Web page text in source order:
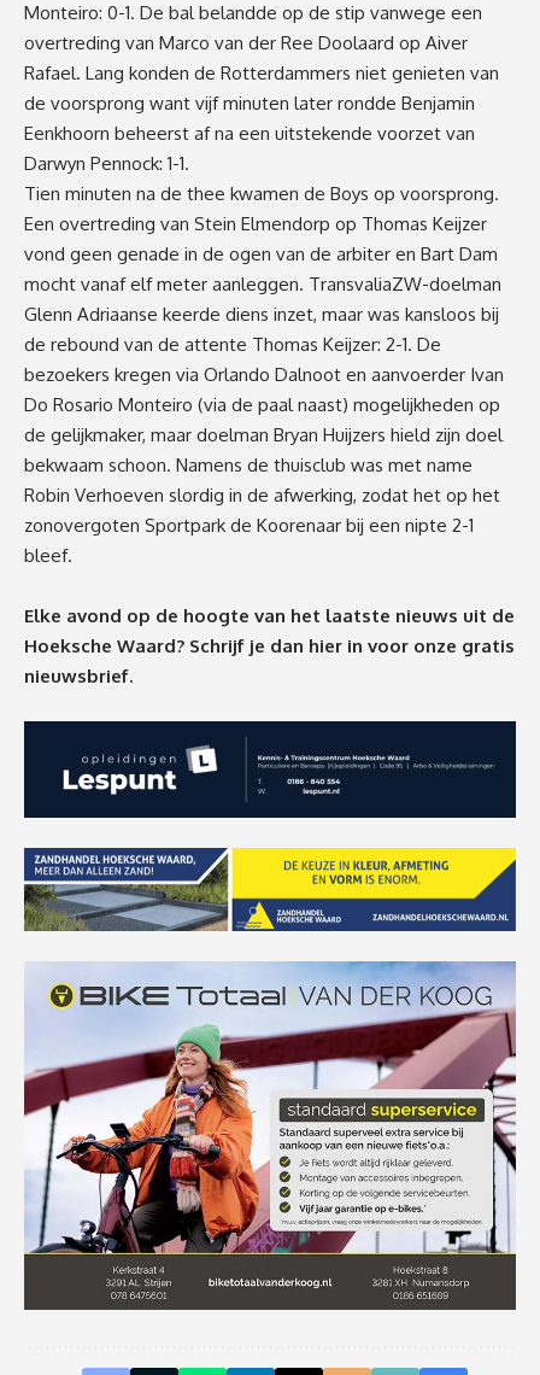
Monteiro: 0-1. De bal belandde op de stip vanwege een
overtreding van Marco van der Ree Doolaard op Aiver
Rafael. Lang konden de Rotterdammers niet genieten van
de voorsprong want vijf minuten later rondde Benjamin
Eenkhoorn beheerst af na een uitstekende voorzet van
Darwyn Pennock: 1-1.
Tien minuten na de thee kwamen de Boys op voorsprong.
Een overtreding van Stein Elmendorp op Thomas Keijzer
vond geen genade in de ogen van de arbiter en Bart Dam
mocht vanaf elf meter aanleggen. TransvaliaZW-doelman
Glenn Adriaanse keerde diens inzet, maar was kansloos bij
de rebound van de attente Thomas Keijzer: 2-1. De
bezoekers kregen via Orlando Dalnoot en aanvoerder Ivan
Do Rosario Monteiro (via de paal naast) mogelijkheden op
de gelijkmaker, maar doelman Bryan Huijzers hield zijn doel
bekwaam schoon. Namens de thuisclub was met name
Robin Verhoeven slordig in de afwerking, zodat het op het
zonovergoten Sportpark de Koorenaar bij een nipte 2-1
bleef.
Elke avond op de hoogte van het laatste nieuws uit de
Hoeksche Waard? Schrijf je dan hier in voor onze gratis
nieuwsbrief.